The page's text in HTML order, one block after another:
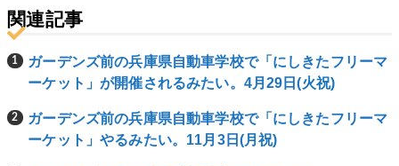
関連記事
ガーデンズ前の兵庫県自動車学校で「にしきたフリーマ
ーケット」が開催されるみたい。4月29日(火祝)
ガーデンズ前の兵庫県自動車学校で「にしきたフリーマ
ーケット」やるみたい。11月3日(月祝)